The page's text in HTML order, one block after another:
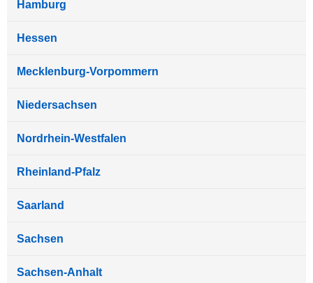
Hamburg
Hessen
Mecklenburg-Vorpommern
Niedersachsen
Nordrhein-Westfalen
Rheinland-Pfalz
Saarland
Sachsen
Sachsen-Anhalt